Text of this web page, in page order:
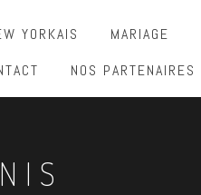
YORKAIS MARIAGE
NOS PARTENAIRES